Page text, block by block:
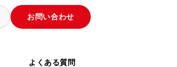
お問い合わせ
よくある質問